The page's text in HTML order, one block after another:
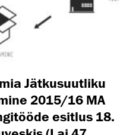
Jätkusuutliku
2015/16 MA
esitlus 18.